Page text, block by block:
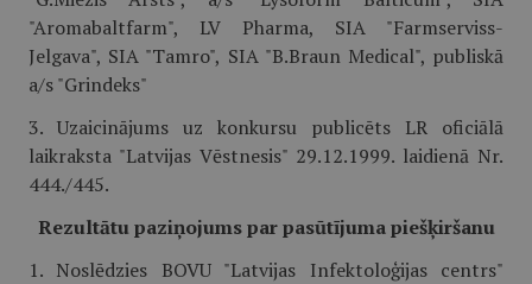
"Aromabaltfarm", LV Pharma, SIA "Farmserviss-
Jelgava", SIA "Tamro", SIA "B.Braun Medical", publiskā
a/s "Grindeks"
3. Uzaicinājums uz konkursu publicēts LR oficiālā
laikraksta "Latvijas Vēstnesis" 29.12.1999. laidienā Nr.
444./445.
Rezultātu paziņojums par pasūtījuma piešķiršanu
1. Noslēdzies BOVU "Latvijas Infektoloģijas centrs"